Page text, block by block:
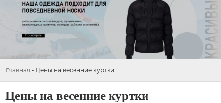
Главная - Цены на весенние куртки
Цены на весенние куртки